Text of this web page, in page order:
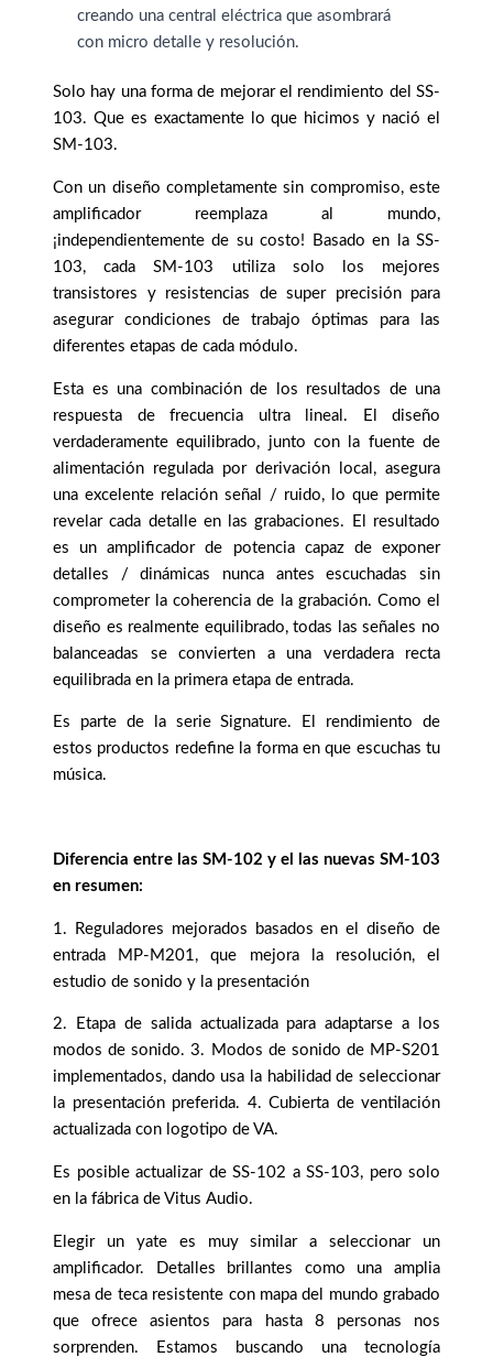
creando una central eléctrica que asombrará
con micro detalle y resolución.
Solo hay una forma de mejorar el rendimiento del SS-
103. Que es exactamente lo que hicimos y nació el
SM-103.
Con un diseño completamente sin compromiso, este
amplificador reemplaza al mundo,
¡independientemente de su costo! Basado en la SS-
103, cada SM-103 utiliza solo los mejores
transistores y resistencias de super precisión para
asegurar condiciones de trabajo óptimas para las
diferentes etapas de cada módulo.
Esta es una combinación de los resultados de una
respuesta de frecuencia ultra lineal. El diseño
verdaderamente equilibrado, junto con la fuente de
alimentación regulada por derivación local, asegura
una excelente relación señal / ruido, lo que permite
revelar cada detalle en las grabaciones. El resultado
es un amplificador de potencia capaz de exponer
detalles / dinámicas nunca antes escuchadas sin
comprometer la coherencia de la grabación. Como el
diseño es realmente equilibrado, todas las señales no
balanceadas se convierten a una verdadera recta
equilibrada en la primera etapa de entrada.
Es parte de la serie Signature. El rendimiento de
estos productos redefine la forma en que escuchas tu
música.
Diferencia entre las SM-102 y el las nuevas SM-103
en resumen:
1. Reguladores mejorados basados ​​en el diseño de
entrada MP-M201, que mejora la resolución, el
estudio de sonido y la presentación
2. Etapa de salida actualizada para adaptarse a los
modos de sonido. 3. Modos de sonido de MP-S201
implementados, dando usa la habilidad de seleccionar
la presentación preferida. 4. Cubierta de ventilación
actualizada con logotipo de VA.
Es posible actualizar de SS-102 a SS-103, pero solo
en la fábrica de Vitus Audio.
Elegir un yate es muy similar a seleccionar un
amplificador. Detalles brillantes como una amplia
mesa de teca resistente con mapa del mundo grabado
que ofrece asientos para hasta 8 personas nos
sorprenden. Estamos buscando una tecnología